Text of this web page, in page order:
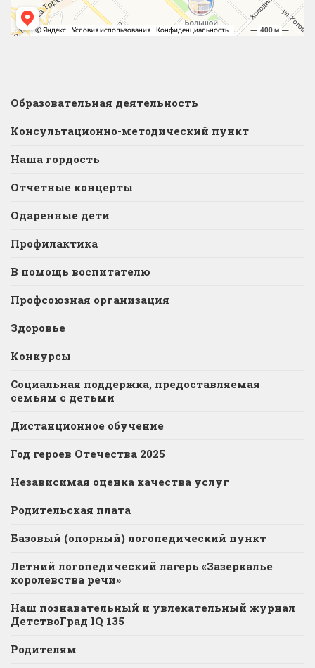
Образовательная деятельность
Консультационно-методический пункт
Наша гордость
Отчетные концерты
Одаренные дети
Профилактика
В помощь воспитателю
Профсоюзная организация
Здоровье
Конкурсы
Социальная поддержка, предоставляемая
семьям с детьми
Дистанционное обучение
Год героев Отечества 2025
Независимая оценка качества услуг
Родительская плата
Базовый (опорный) логопедический пункт
Летний логопедический лагерь «Зазеркалье
королевства речи»
Наш познавательный и увлекательный журнал
ДетствоГрад IQ 135
Родителям